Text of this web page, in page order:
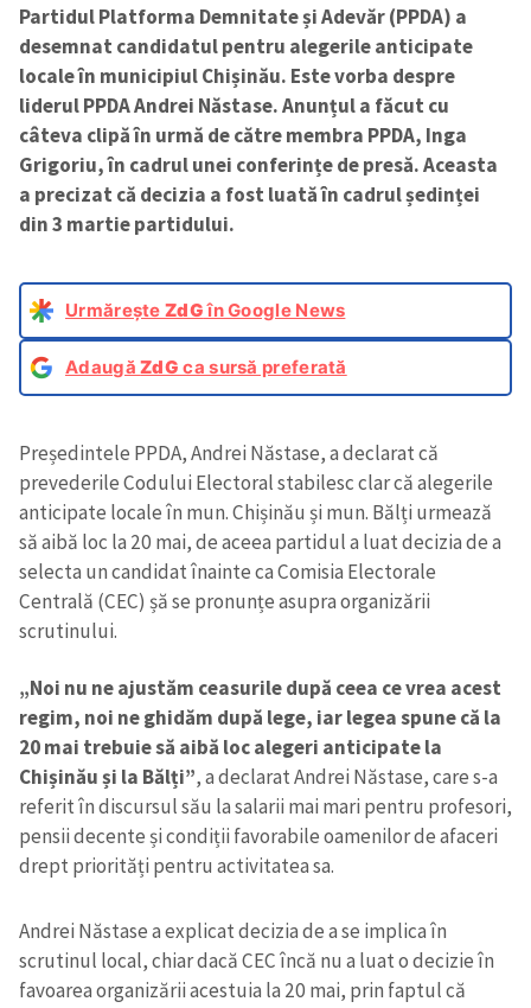
Partidul Platforma Demnitate și Adevăr (PPDA) a
desemnat candidatul pentru alegerile anticipate
locale în municipiul Chișinău. Este vorba despre
liderul PPDA Andrei Năstase. Anunțul a făcut cu
câteva clipă în urmă de către membra PPDA, Inga
Grigoriu, în cadrul unei conferințe de presă. Aceasta
a precizat că decizia a fost luată în cadrul ședinței
din 3 martie partidului.
Urmărește ZdGîn Google News
AdaugăZdG ca sursă preferată
Președintele PPDA, Andrei Năstase, a declarat că
prevederile Codului Electoral stabilesc clar că alegerile
anticipate locale în mun. Chișinău și mun. Bălți urmează
să aibă loc la 20 mai, de aceea partidul a luat decizia de a
selecta un candidat înainte ca Comisia Electorale
Centrală (CEC) șă se pronunțe asupra organizării
scrutinului.
„Noi nu ne ajustăm ceasurile după ceea ce vrea acest
regim, noi ne ghidăm după lege, iar legea spune că la
20 mai trebuie să aibă loc alegeri anticipate la
Chișinău și la Bălți”, a declarat Andrei Năstase, care s-a
referit în discursul său la salarii mai mari pentru profesori,
pensii decente și condiții favorabile oamenilor de afaceri
drept priorități pentru activitatea sa.
Andrei Năstase a explicat decizia de a se implica în
scrutinul local, chiar dacă CEC încă nu a luat o decizie în
favoarea organizării acestuia la 20 mai, prin faptul că